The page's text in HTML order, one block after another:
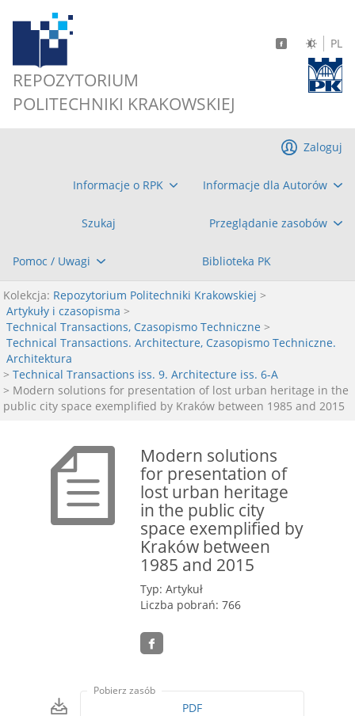
REPOZYTORIUM
POLITECHNIKI KRAKOWSKIEJ
PL
Informacje o RPK Informacje dla Autorów
Szukaj Przeglądanie zasobów
Pomoc / Uwagi Biblioteka PK
Zaloguj
Kolekcja: Repozytorium Politechniki Krakowskiej >
Artykuły i czasopisma >
Technical Transactions, Czasopismo Techniczne >
Technical Transactions. Architecture, Czasopismo Techniczne.
Architektura
> Technical Transactions iss. 9. Architecture iss. 6-A
> Modern solutions for presentation of lost urban heritage in the
public city space exemplified by Kraków between 1985 and 2015
Modern solutions
for presentation of
lost urban heritage
in the public city
space exemplified by
Kraków between
1985 and 2015
Typ: Artykuł
Liczba pobrań: 766
Pobierz zasób
PDF